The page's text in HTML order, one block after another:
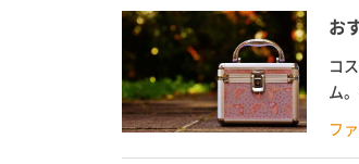
お
コ
ム
は
フ